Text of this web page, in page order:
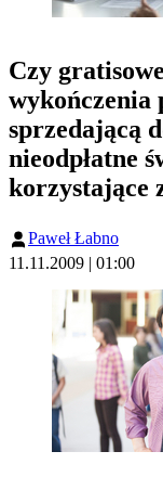
Czy
wykończenia
sprzedającą
nieodpłatne
korzystające
Paweł Łabno
11.11.2009 | 01:00